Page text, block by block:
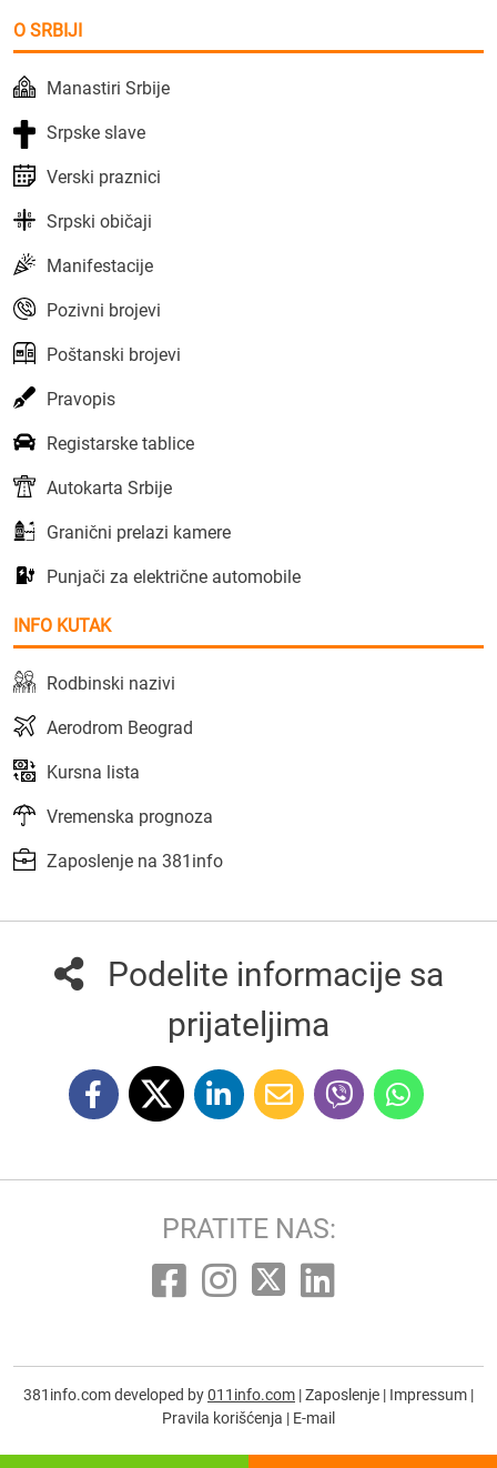
O SRBIJI
Manastiri Srbije
Srpske slave
Verski praznici
Srpski običaji
Manifestacije
Pozivni brojevi
Poštanski brojevi
Pravopis
Registarske tablice
Autokarta Srbije
Granični prelazi kamere
Punjači za električne automobile
INFO KUTAK
Rodbinski nazivi
Aerodrom Beograd
Kursna lista
Vremenska prognoza
Zaposlenje na 381info
Podelite informacije sa
prijateljima
PRATITE NAS:
381info.com developed by011info.com |Zaposlenje | Impressum |
Pravila korišćenja | E-mail